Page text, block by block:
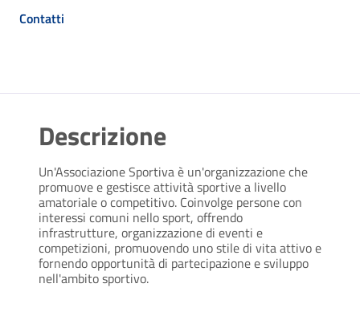
Contatti
Descrizione
Un'Associazione Sportiva è un'organizzazione che
promuove e gestisce attività sportive a livello
amatoriale o competitivo. Coinvolge persone con
interessi comuni nello sport, offrendo
infrastrutture, organizzazione di eventi e
competizioni, promuovendo uno stile di vita attivo e
fornendo opportunità di partecipazione e sviluppo
nell'ambito sportivo.